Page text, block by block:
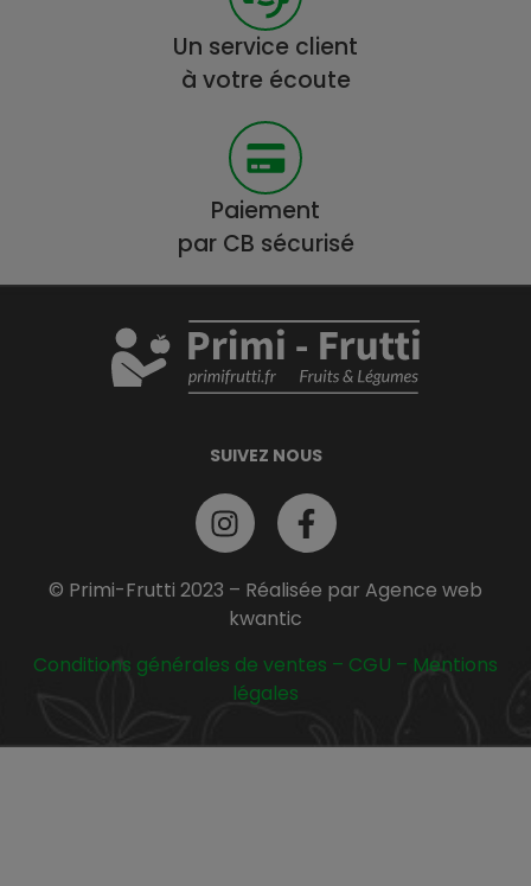
Un service client
à votre écoute
Paiement
par CB sécurisé
SUIVEZ NOUS
© Primi-Frutti 2023 – Réalisée par Agence web
kwantic
Conditions générales de ventes – CGU – Mentions
légales